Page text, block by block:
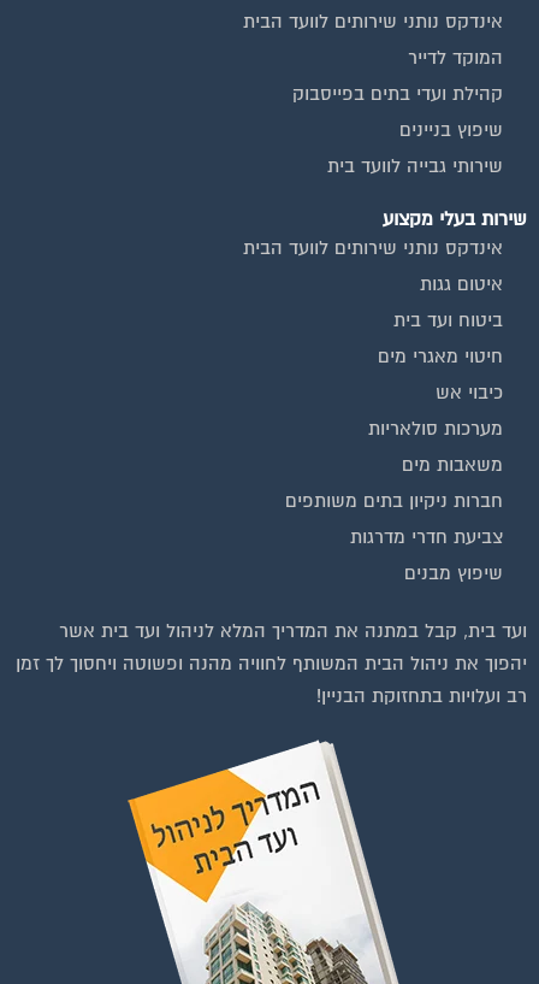
אינדקס נותני שירותים לוועד הבית
המוקד לדייר
קהילת ועדי בתים בפייסבוק
שיפוץ בניינים
שירותי גבייה לוועד בית
שירות בעלי מקצוע
אינדקס נותני שירותים לוועד הבית
איטום גגות
ביטוח ועד בית
חיטוי מאגרי מים
כיבוי אש
מערכות סולאריות
משאבות מים
חברות ניקיון בתים משותפים
צביעת חדרי מדרגות
שיפוץ מבנים
ועד בית, קבל במתנה את המדריך המלא לניהול ועד בית אשר
יהפוך את ניהול הבית המשותף לחוויה מהנה ופשוטה ויחסוך לך זמן
רב ועלויות בתחזוקת הבניין!